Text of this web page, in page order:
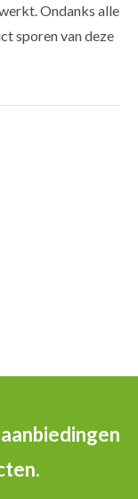
Ondanks alle
sporen van deze